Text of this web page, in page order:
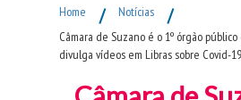
Home / Notícias /
Câmara de Suzano é o 1º órgão
divulga vídeos em Libras sobre Covid-19